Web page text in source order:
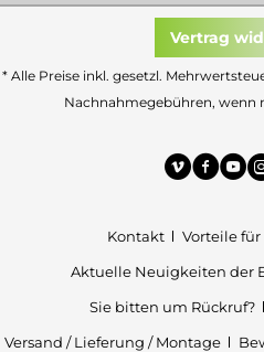
Vertrag
* Alle Preise inkl. gesetzl.
Nachnahmegebühren, wenn
Kontakt
Vorteile
Aktuelle Neuigkeiten der
Sie bitten um Rückruf?
Versand / Lieferung / Montage